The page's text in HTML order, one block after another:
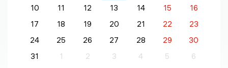
10
11 12 13 14 15
16
17
18 19 20 21 22
23
24
25 26 27 28 29
30
31
1 2 3 4 5 6